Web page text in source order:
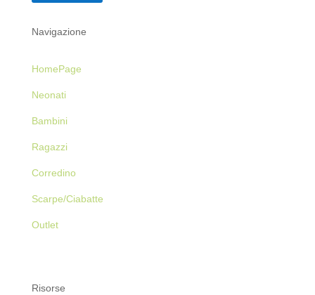
Navigazione
HomePage
Neonati
Bambini
Ragazzi
Corredino
Scarpe/Ciabatte
Outlet
Risorse